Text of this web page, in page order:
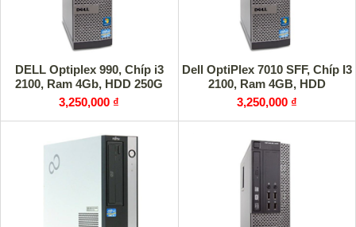
DELL Optiplex 990, Chíp i3
2100, Ram 4Gb, HDD 250G
3,250,000 ₫
Dell OptiPlex 7010 SFF, Chíp I3
2100, Ram 4GB, HDD
3,250,000 ₫